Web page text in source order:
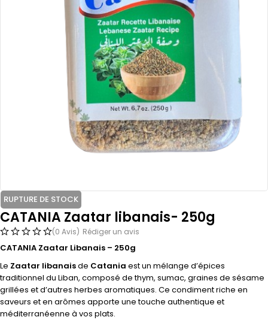
RUPTURE DE STOCK
CATANIA Zaatar libanais- 250g
(0 Avis) Rédiger un avis
CATANIA Zaatar Libanais – 250g
Le Zaatar libanaisde Catania est un mélange d’épices
traditionnel du Liban, composé de thym, sumac, graines de sésame
grillées et d’autres herbes aromatiques. Ce condiment riche en
saveurs et en arômes apporte une touche authentique et
méditerranéenne à vos plats.